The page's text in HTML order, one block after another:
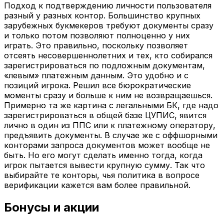
Подход к подтверждению личности пользователя
разный у разных контор. Большинство крупных
зарубежных букмекеров требуют документы сразу
и только потом позволяют полноценно у них
играть. Это правильно, поскольку позволяет
отсеять несовершеннолетних и тех, кто собирался
зарегистрироваться по подложным документам,
«левым» платежным данным. Это удобно и с
позиций игрока. Решил все бюрократические
моменты сразу и больше к ним не возвращаешься.
Примерно та же картина с легальными БК, где надо
зарегистрироваться в общей базе ЦУПИС, явится
лично в один из ППС или к платежному оператору,
предъявить документы. В случае же с оффшорными
конторами запроса документов может вообще не
быть. Но его могут сделать именно тогда, когда
игрок пытается вывести крупную сумму. Так что
выбирайте те конторы, чья политика в вопросе
верификации кажется вам более правильной.
Бонусы и акции